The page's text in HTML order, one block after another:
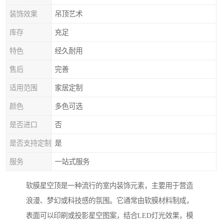
装饰效果 吊顶艺术
库存 充足
特色 经久耐用
售后 完善
适用范围 家居定制
颜色 多色可选
是否进口 否
是否支持定制 是
服务 一站式服务
软膜星空顶是一种流行的室内装饰元素，主要用于营造
浪漫、梦幻或科技感的氛围。它通常由软膜材料制成，
表面可以印刷或投影星空图案，结合LED灯光效果，模